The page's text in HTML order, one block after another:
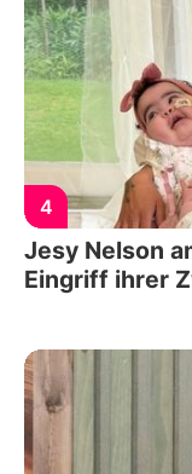
4
Jesy Nelson
Eingriff ihrer